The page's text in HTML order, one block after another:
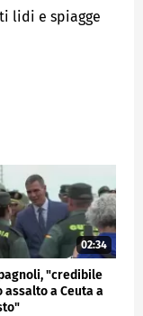
lidi e spiagge
02:34
"credibile
assalto a Ceuta a